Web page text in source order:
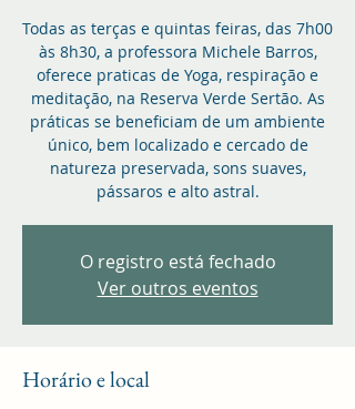
Todas as terças e quintas feiras, das 7h00
às 8h30, a professora Michele Barros,
oferece praticas de Yoga, respiração e
meditação, na Reserva Verde Sertão. As
práticas se beneficiam de um ambiente
único, bem localizado e cercado de
natureza preservada, sons suaves,
pássaros e alto astral.
O registro está fechado
Ver outros eventos
Horário e local